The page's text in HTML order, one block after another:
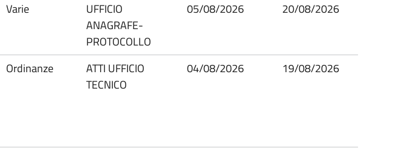
Varie
UFFICIO
ANAGRAFE-
PROTOCOLLO
05/08/2026 20/08/2026
Ordinanze
ATTI UFFICIO
TECNICO
04/08/2026 19/08/2026